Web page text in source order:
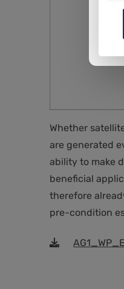
Whether
are generated
ability to make
beneficial
therefore
pre-condition